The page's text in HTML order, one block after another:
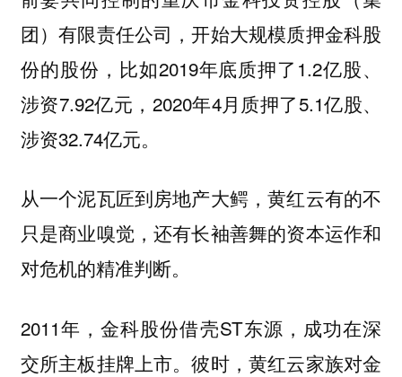
团）有限责任公司，开始大规模质押金科股
份的股份，比如2019年底质押了1.2亿股、
涉资7.92亿元，2020年4月质押了5.1亿股、
涉资32.74亿元。
从一个泥瓦匠到房地产大鳄，黄红云有的不
只是商业嗅觉，还有长袖善舞的资本运作和
对危机的精准判断。
2011年，金科股份借壳ST东源，成功在深
交所主板挂牌上市。彼时，黄红云家族对金